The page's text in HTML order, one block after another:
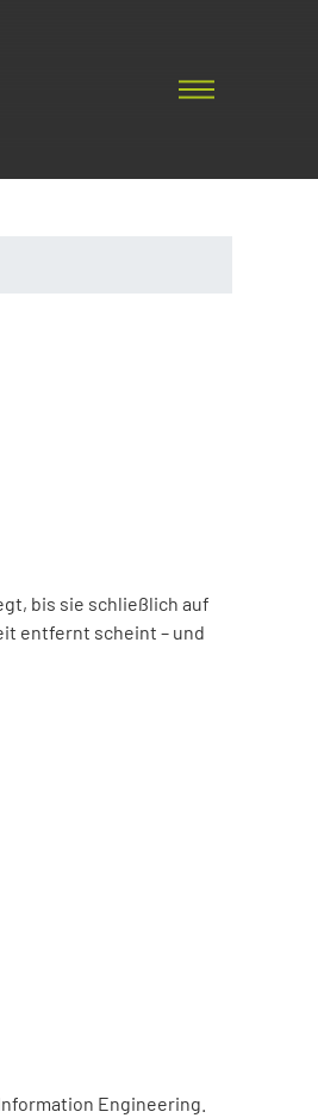
bis sie schließlich auf
entfernt scheint – und
Engineering.